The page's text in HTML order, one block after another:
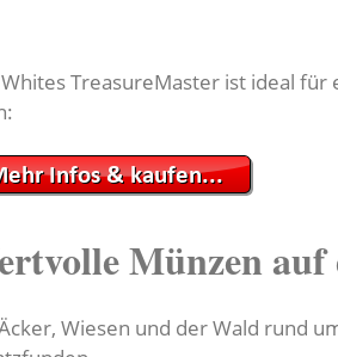
TreasureMaster ist ideal
Münzen
Wiesen und der Wald rund